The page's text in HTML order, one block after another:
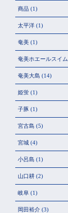
商品 (1)
太平洋 (1)
奄美 (1)
奄美ホエールスイム
奄美大島 (14)
姫蛍 (1)
子豚 (1)
宮古島 (5)
宮城 (4)
小呂島 (1)
山口耕 (2)
岐阜 (1)
岡田裕介 (3)